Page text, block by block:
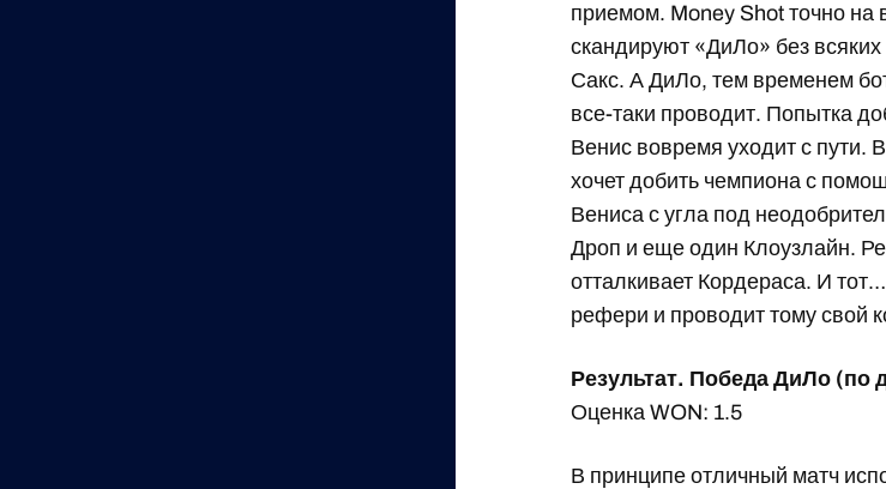
приемом. Money Shot точно на
скандируют «ДиЛо» без
Сакс. А ДиЛо, тем временем
все-таки проводит. Попытка
Венис вовремя уходит с пути.
хочет добить чемпиона с
Вениса с угла под
Дроп и еще один Клоузлайн.
отталкивает Кордераса. И
рефери и проводит тому свой
Результат. Победа ДиЛо (по
Оценка WON: 1.5
В принципе отличный матч